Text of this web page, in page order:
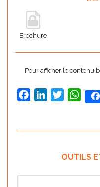
Brochure
Pour afficher le contenu
FacebookLinkedInTwitter
OUTILS